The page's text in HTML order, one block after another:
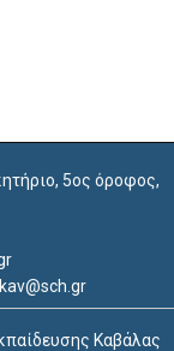
5ος όροφος,
Καβάλας